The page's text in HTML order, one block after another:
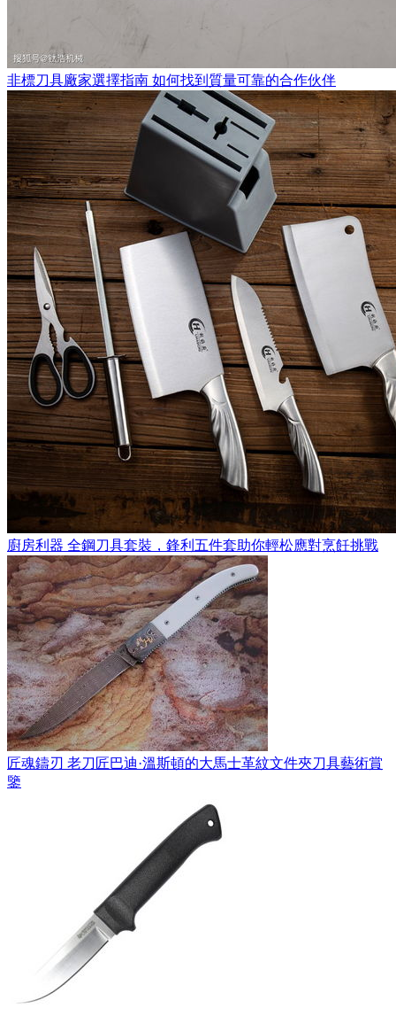
非標刀具廠家選擇指南 如何找到質量可靠的合作伙伴
廚房利器 全鋼刀具套裝，鋒利五件套助你輕松應對烹飪挑戰
匠魂鑄刃 老刀匠巴迪·溫斯頓的大馬士革紋文件夾刀具藝術賞
鑒